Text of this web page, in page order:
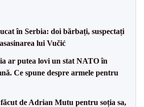
în Serbia: doi bărbați, suspectați
lui Vučić
ar putea lovi un stat NATO în
Ce spune despre armele pentru
de Adrian Mutu pentru soția sa,